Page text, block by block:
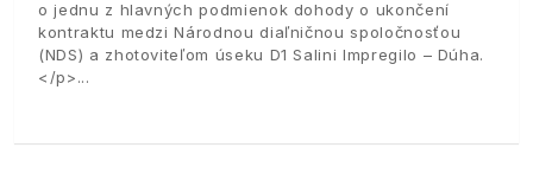
o jednu z hlavných podmienok dohody o ukončení
kontraktu medzi Národnou diaľničnou spoločnosťou
(NDS) a zhotoviteľom úseku D1 Salini Impregilo – Dúha.
</p>